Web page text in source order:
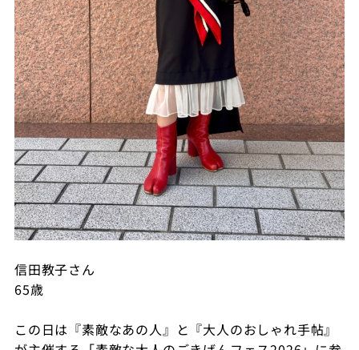
信田教子さん
65歳
この日は『素敵なあの人』と『大人のおしゃれ手帖』